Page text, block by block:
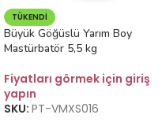
TÜKENDI
Büyük Göğüslü Yarım Boy
Mastürbatör 5,5 kg
Fiyatları görmek için giriş
yapın
SKU: PT-VMXS016